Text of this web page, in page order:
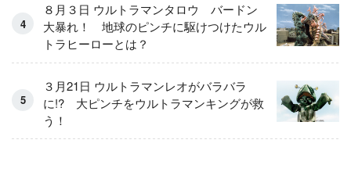
８月３日 ウルトラマンタロウ バードン
大暴れ！ 地球のピンチに駆けつけたウル
トラヒーローとは？
３月21日 ウルトラマンレオがバラバラ
に!? 大ピンチをウルトラマンキングが救
う！